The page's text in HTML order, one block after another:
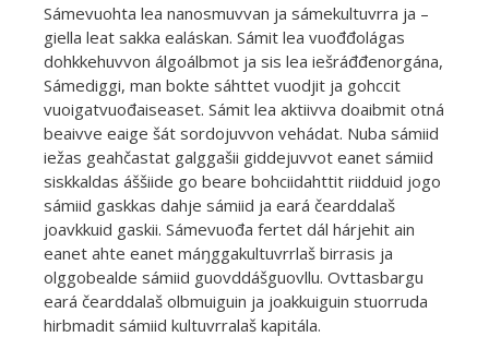
Sámevuohta lea nanosmuvvan ja sámekultuvrra ja –
giella leat sakka ealáskan. Sámit lea vuođđolágas
dohkkehuvvon álgoálbmot ja sis lea iešráđđenorgána,
Sámediggi, man bokte sáhttet vuodjit ja gohccit
vuoigatvuođaiseaset. Sámit lea aktiivva doaibmit otná
beaivve eaige šát sordojuvvon vehádat. Nuba sámiid
iežas geahčastat galggašii giddejuvvot eanet sámiid
siskkaldas áššiide go beare bohciidahttit riidduid jogo
sámiid gaskkas dahje sámiid ja eará čearddalaš
joavkkuid gaskii. Sámevuođa fertet dál hárjehit ain
eanet ahte eanet máŋggakultuvrrlaš birrasis ja
olggobealde sámiid guovddášguovllu. Ovttasbargu
eará čearddalaš olbmuiguin ja joakkuiguin stuorruda
hirbmadit sámiid kultuvrralaš kapitála.